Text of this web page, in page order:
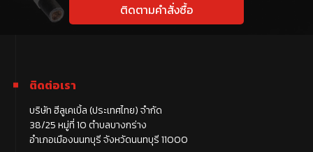
ติดตามคำสั่งซื้อ
ติดต่อเรา
บริษัท ฮีลูเคเบิ้ล (ประเทศไทย) จำกัด
38/25 หมู่ที่ 10 ตำบลบางกร่าง
อำเภอเมืองนนทบุรี จังหวัดนนทบุรี 11000